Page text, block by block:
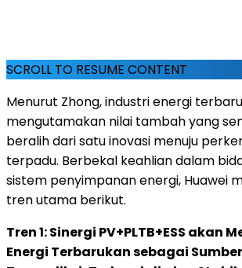
SCROLL TO RESUME CONTENT
Menurut Zhong, industri energi
mengutamakan nilai tambah yang
beralih dari satu inovasi menuju
terpadu. Berbekal keahlian dalam
sistem penyimpanan energi, Huawei
tren utama berikut.
Tren 1: Sinergi PV+PLTB+ESS akan
Energi Terbarukan sebagai